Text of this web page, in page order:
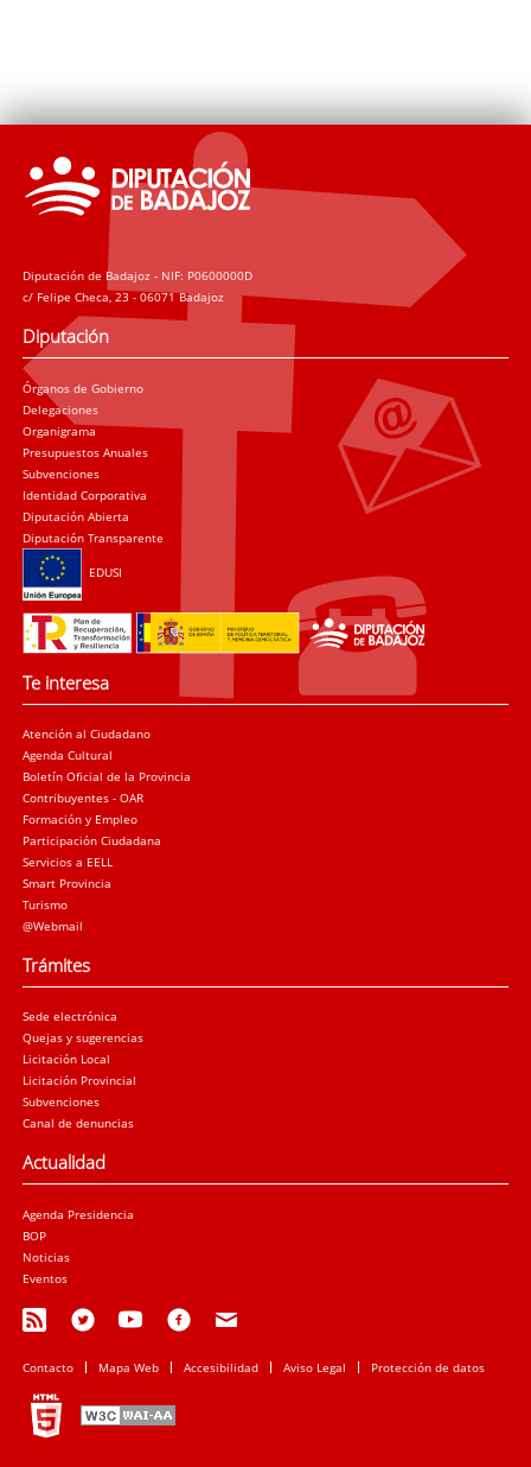
Diputación de Badajoz - NIF: P0600000D
c/ Felipe Checa, 23 - 06071 Badajoz
Diputación
Órganos de Gobierno
Delegaciones
Organigrama
Presupuestos Anuales
Subvenciones
Identidad Corporativa
Diputación Abierta
Diputación Transparente
EDUSI
Te interesa
Atención al Ciudadano
Agenda Cultural
Boletín Oficial de la Provincia
Contribuyentes - OAR
Formación y Empleo
Participación Ciudadana
Servicios a EELL
Smart Provincia
Turismo
@Webmail
Trámites
Sede electrónica
Quejas y sugerencias
Licitación Local
Licitación Provincial
Subvenciones
Canal de denuncias
Actualidad
Agenda Presidencia
BOP
Noticias
Eventos
Contacto Mapa Web Accesibilidad Aviso Legal Protección de datos